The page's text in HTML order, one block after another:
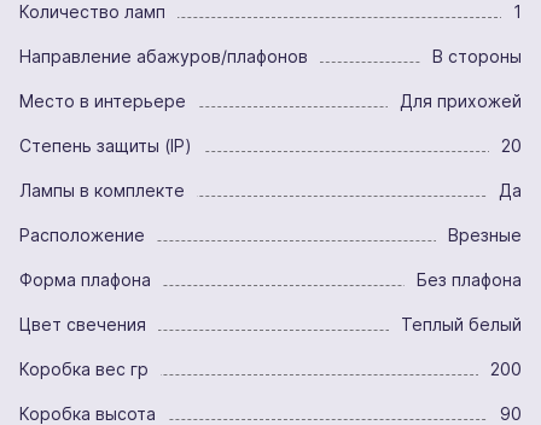
Количество ламп 1
Направление абажуров/плафонов В стороны
Место в интерьере Для прихожей
Степень защиты (IP) 20
Лампы в комплекте Да
Расположение Врезные
Форма плафона Без плафона
Цвет свечения Теплый белый
Коробка вес гр 200
Коробка высота 90